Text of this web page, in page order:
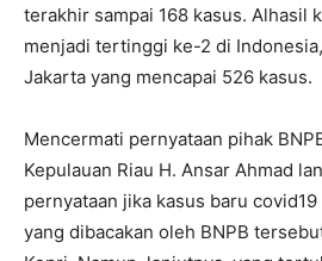
terakhir sampai 168 kasus. Alhasil
menjadi tertinggi ke-2 di
Jakarta yang mencapai 526 kasus.
Mencermati pernyataan pihak
Kepulauan Riau H. Ansar Ahmad
pernyataan jika kasus baru
yang dibacakan oleh BNPB